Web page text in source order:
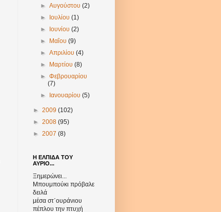
►Αυγούστου(2)
►
Ιουλίου(1)
►
Ιουνίου(2)
►
Μαΐου(9)
►Απριλίου(4)
►
Μαρτίου(8)
►Φεβρουαρίου
(7)
►
Ιανουαρίου(5)
► 2009 (102)
► 2008 (95)
► 2007 (8)
Η ΕΛΠΙΔΑ ΤΟΥ
ΑΥΡΙΟ...
Ξημερώνει...
Μπουμπούκι πρόβαλε
δειλά
μέσα στ΄ουράνιου
πέπλου την πτυχή